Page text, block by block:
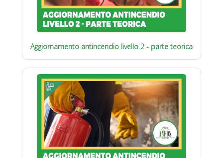
Aggiornamento antincendio livello 2 - parte teorica